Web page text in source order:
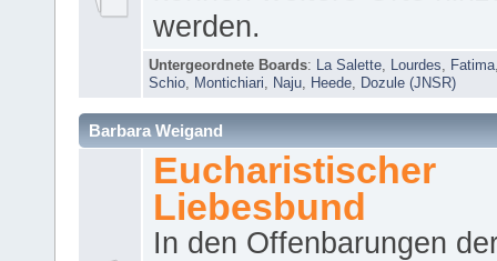
werden.
Untergeordnete Boards: La Salette Lourdes Fatima
Schio
Montichiari Naju Heede Dozule (JNSR)
Barbara Weigand
Eucharistischer
Liebesbund
In den Offenbarungen